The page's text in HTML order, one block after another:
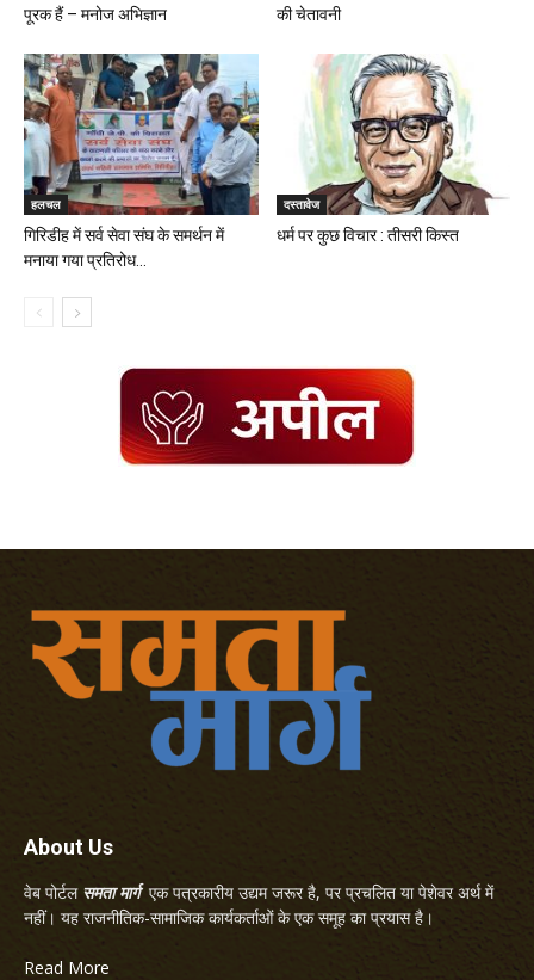
पूरक हैं – मनोज अभिज्ञान
की चेतावनी
हलचल
गिरिडीह में सर्व सेवा संघ के समर्थन में
मनाया गया प्रतिरोध...
दस्तावेज
धर्म पर कुछ विचार : तीसरी किस्त
About Us
वेब पोर्टल समता मार्गएक पत्रकारीय उद्यम जरूर है, पर प्रचलित या पेशेवर अर्थ में
नहीं। यह राजनीतिक-सामाजिक कार्यकर्ताओं के एक समूह का प्रयास है।
Read More